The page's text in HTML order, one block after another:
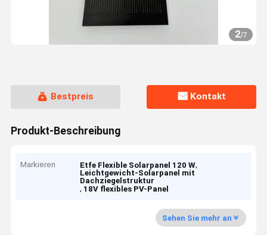
2/7
Bestpreis Kontakt
Produkt-Beschreibung
Markieren Etfe Flexible Solarpanel 120 W,
Leichtgewicht-Solarpanel mit
Dachziegelstruktur
, 18V flexibles PV-Panel
Sehen Sie mehr an